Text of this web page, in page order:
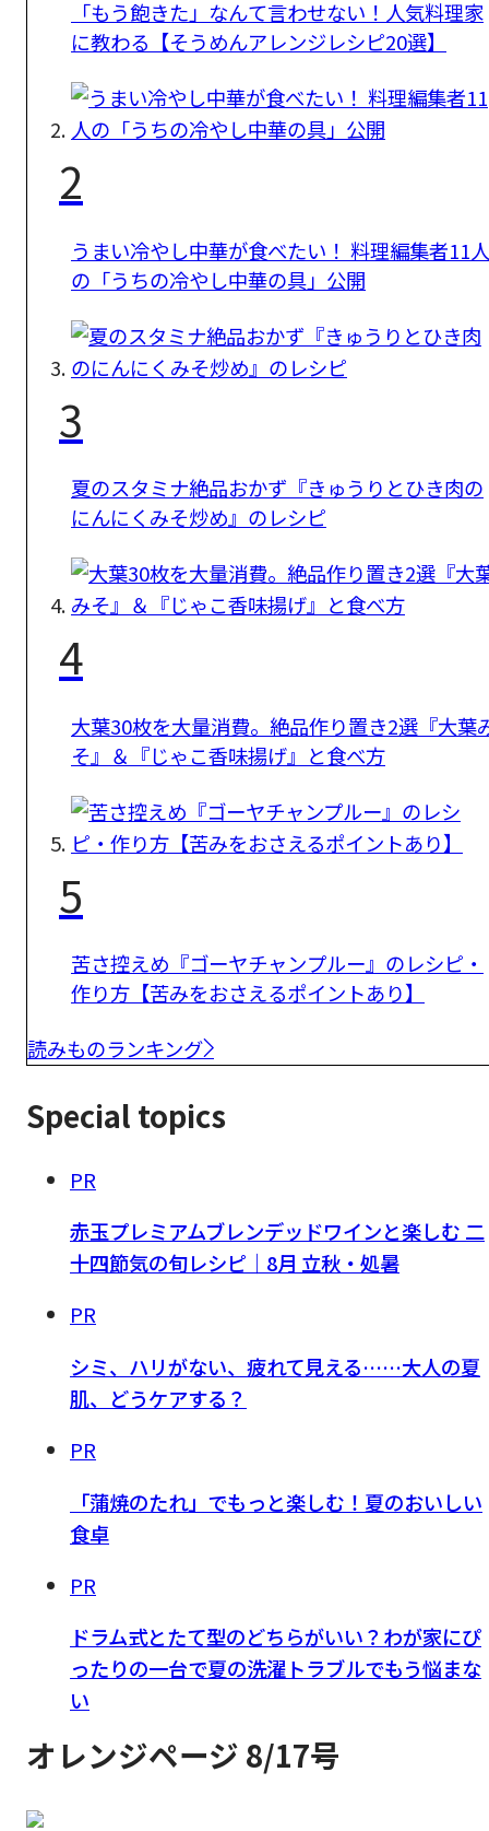
「もう飽きた」なんて言わせない！人気料理家
に教わる【そうめんアレンジレシピ20選】
2
うまい冷やし中華が食べたい！ 料理編集者11人
の「うちの冷やし中華の具」公開
3
夏のスタミナ絶品おかず『きゅうりとひき肉の
にんにくみそ炒め』のレシピ
4
大葉30枚を大量消費。絶品作り置き2選『大葉
そ』＆『じゃこ香味揚げ』と食べ方
5
苦さ控えめ『ゴーヤチャンプルー』のレシピ・
作り方【苦みをおさえるポイントあり】
読みものランキング
Special topics
PR
赤玉プレミアムブレンデッドワインと楽しむ 二
十四節気の旬レシピ｜8月 立秋・処暑
PR
シミ、ハリがない、疲れて見える……大人の夏
肌、どうケアする？
PR
「蒲焼のたれ」でもっと楽しむ！夏のおいしい
食卓
PR
ドラム式とたて型のどちらがいい？わが家にぴ
ったりの一台で夏の洗濯トラブルでもう悩まな
い
オレンジページ 8/17号